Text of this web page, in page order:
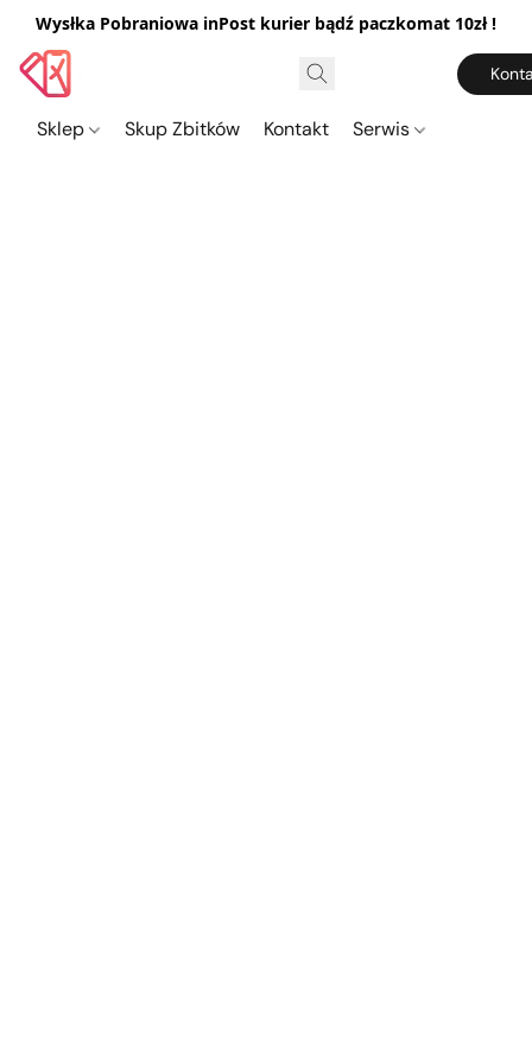
Wysłka Pobraniowa inPost kurier bądź paczkomat 10zł !
Sklep Skup Zbitków Kontakt Serwis